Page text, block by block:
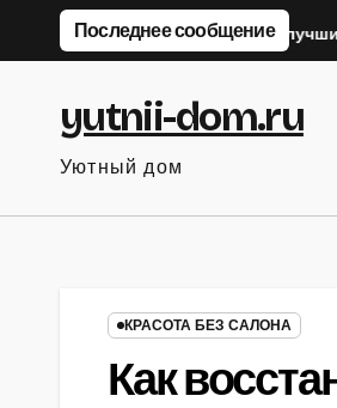
Перейти
Последнее сообщение
работы Как улучшить сон
yutnii-dom.ru
Уютный дом
КРАСОТА БЕЗ САЛОНА
Как